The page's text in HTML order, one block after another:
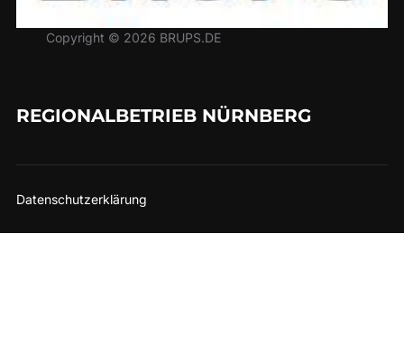
Copyright © 2026 BRUPS.DE
REGIONALBETRIEB NÜRNBERG
Datenschutzerklärung